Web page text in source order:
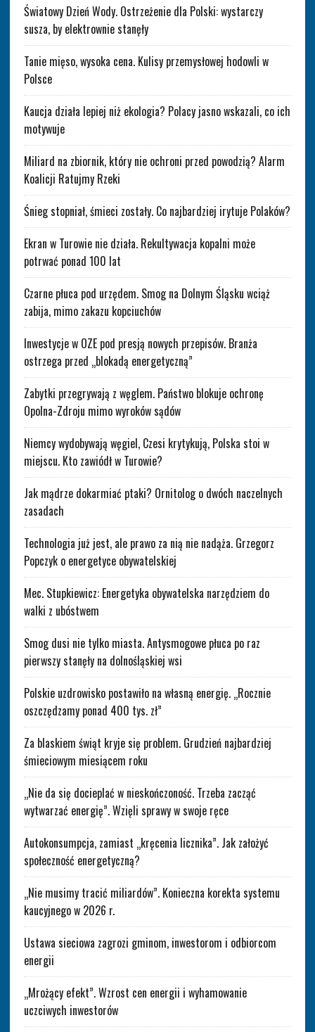
Światowy Dzień Wody. Ostrzeżenie dla Polski: wystarczy
susza, by elektrownie stanęły
Tanie mięso, wysoka cena. Kulisy przemysłowej hodowli w
Polsce
Kaucja działa lepiej niż ekologia? Polacy jasno wskazali, co ich
motywuje
Miliard na zbiornik, który nie ochroni przed powodzią? Alarm
Koalicji Ratujmy Rzeki
Śnieg stopniał, śmieci zostały. Co najbardziej irytuje Polaków?
Ekran w Turowie nie działa. Rekultywacja kopalni może
potrwać ponad 100 lat
Czarne płuca pod urzędem. Smog na Dolnym Śląsku wciąż
zabija, mimo zakazu kopciuchów
Inwestycje w OZE pod presją nowych przepisów. Branża
ostrzega przed „blokadą energetyczną”
Zabytki przegrywają z węglem. Państwo blokuje ochronę
Opolna-Zdroju mimo wyroków sądów
Niemcy wydobywają węgiel, Czesi krytykują, Polska stoi w
miejscu. Kto zawiódł w Turowie?
Jak mądrze dokarmiać ptaki? Ornitolog o dwóch naczelnych
zasadach
Technologia już jest, ale prawo za nią nie nadąża. Grzegorz
Popczyk o energetyce obywatelskiej
Mec. Stupkiewicz: Energetyka obywatelska narzędziem do
walki z ubóstwem
Smog dusi nie tylko miasta. Antysmogowe płuca po raz
pierwszy stanęły na dolnośląskiej wsi
Polskie uzdrowisko postawiło na własną energię. „Rocznie
oszczędzamy ponad 400 tys. zł”
Za blaskiem świąt kryje się problem. Grudzień najbardziej
śmieciowym miesiącem roku
„Nie da się docieplać w nieskończoność. Trzeba zacząć
wytwarzać energię”. Wzięli sprawy w swoje ręce
Autokonsumpcja, zamiast „kręcenia licznika”. Jak założyć
społeczność energetyczną?
„Nie musimy tracić miliardów”. Konieczna korekta systemu
kaucyjnego w 2026 r.
Ustawa sieciowa zagrozi gminom, inwestorom i odbiorcom
energii
„Mrożący efekt”. Wzrost cen energii i wyhamowanie
uczciwych inwestorów